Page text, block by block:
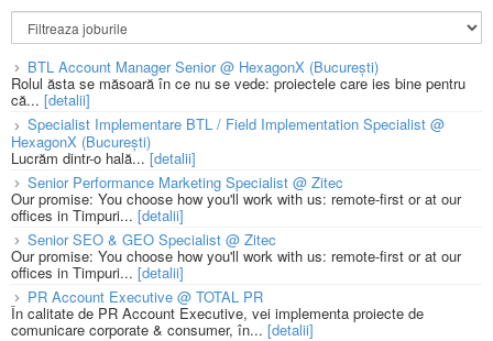
BTL Account Manager Senior @ HexagonX (București)
Rolul ăsta se măsoară în ce nu se vede: proiectele care ies bine pentru
că... [detalii]
Specialist Implementare BTL / Field Implementation Specialist @
HexagonX (București)
Lucrăm dintr-o hală...[detalii]
Senior Performance Marketing Specialist @ Zitec
Our promise: You choose how you'll work with us: remote-first or at our
offices in Timpuri... [detalii]
Senior SEO & GEO Specialist @ Zitec
Our promise: You choose how you'll work with us: remote-first or at our
offices in Timpuri... [detalii]
PR Account Executive @ TOTAL PR
În calitate de PR Account Executive, vei implementa proiecte de
comunicare corporate & consumer, în... [detalii]